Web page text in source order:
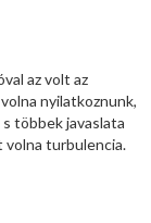
az volt az
nyilatkoznunk,
többek javaslata
volna turbulencia.